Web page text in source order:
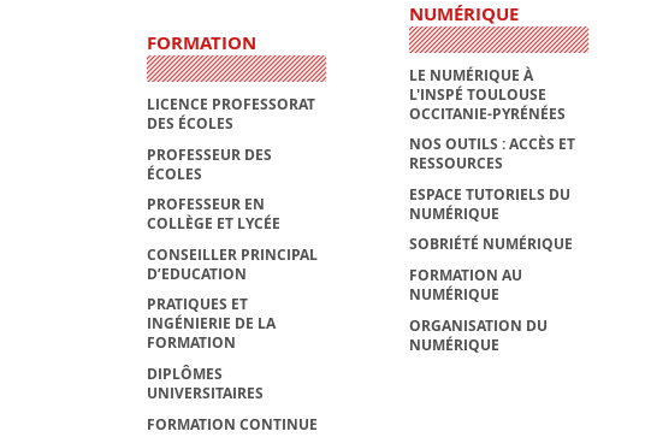
FORMATION
LICENCE PROFESSORAT
DES ÉCOLES
PROFESSEUR DES
ÉCOLES
PROFESSEUR EN
COLLÈGE ET LYCÉE
CONSEILLER PRINCIPAL
D’EDUCATION
PRATIQUES ET
INGÉNIERIE DE LA
FORMATION
DIPLÔMES
UNIVERSITAIRES
FORMATION CONTINUE
NUMÉRIQUE
LE NUMÉRIQUE À
L'INSPÉ TOULOUSE
OCCITANIE-PYRÉNÉES
NOS OUTILS : ACCÈS ET
RESSOURCES
ESPACE TUTORIELS DU
NUMÉRIQUE
SOBRIÉTÉ NUMÉRIQUE
FORMATION AU
NUMÉRIQUE
ORGANISATION DU
NUMÉRIQUE